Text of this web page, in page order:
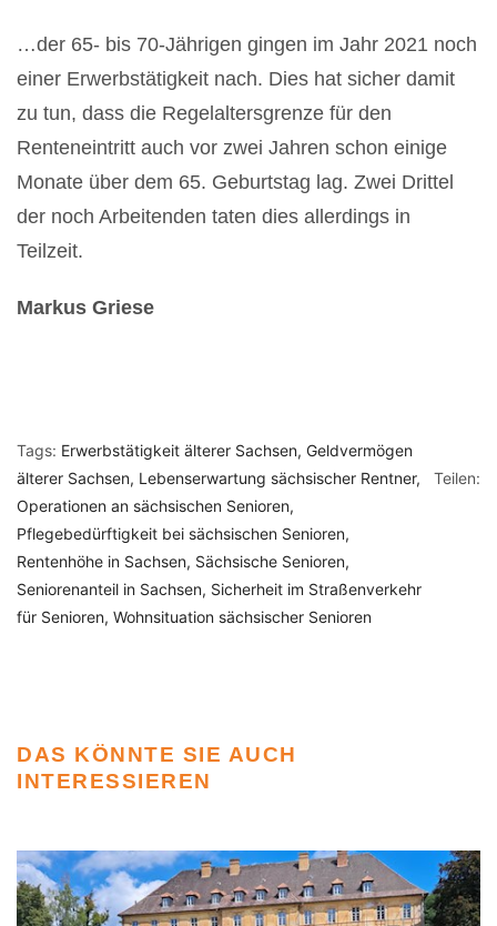
…der 65- bis 70-Jährigen gingen im Jahr 2021 noch
einer Erwerbstätigkeit nach. Dies hat sicher damit
zu tun, dass die Regelaltersgrenze für den
Renteneintritt auch vor zwei Jahren schon einige
Monate über dem 65. Geburtstag lag. Zwei Drittel
der noch Arbeitenden taten dies allerdings in
Teilzeit.
Markus Griese
Tags: Erwerbstätigkeit älterer Sachsen Geldvermögen
älterer Sachsen Lebenserwartung sächsischer Rentner
Operationen an sächsischen Senioren
Pflegebedürftigkeit bei sächsischen Senioren
Rentenhöhe in Sachsen Sächsische Senioren
Seniorenanteil in Sachsen Sicherheit im Straßenverkehr
für Senioren Wohnsituation sächsischer Senioren
Teilen:
DAS KÖNNTE SIE AUCH
INTERESSIEREN